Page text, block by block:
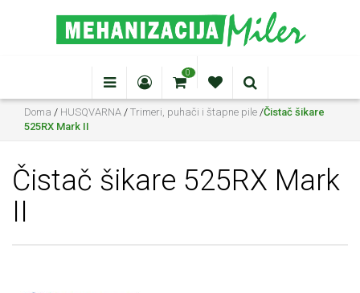
0
Doma / HUSQVARNA / Trimeri, puhači i štapne pile /Čistač šikare
525RX Mark II
Čistač šikare 525RX Mark
II